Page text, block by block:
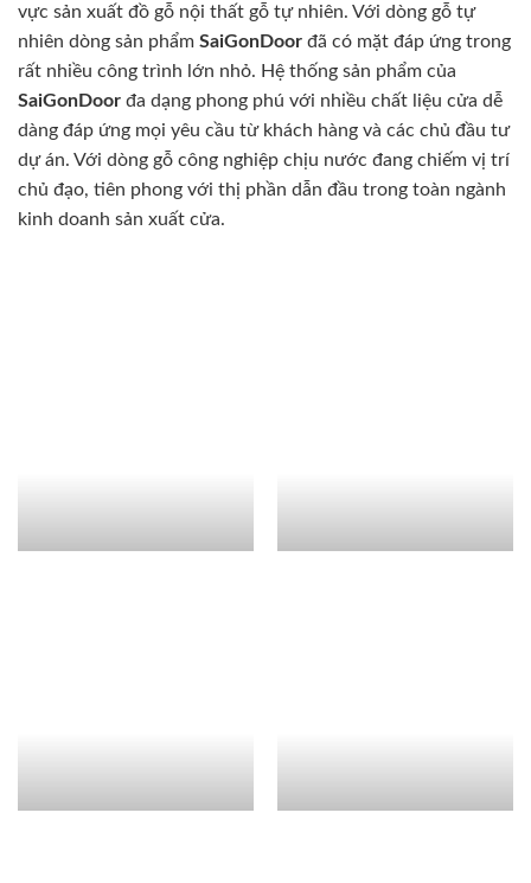
vực sản xuất đồ gỗ nội thất gỗ tự nhiên. Với dòng gỗ tự
nhiên dòng sản phẩm SaiGonDoor đã có mặt đáp ứng trong
rất nhiều công trình lớn nhỏ. Hệ thống sản phẩm của
SaiGonDoor đa dạng phong phú với nhiều chất liệu cửa dễ
dàng đáp ứng mọi yêu cầu từ khách hàng và các chủ đầu tư
dự án. Với dòng gỗ công nghiệp chịu nước đang chiếm vị trí
chủ đạo, tiên phong với thị phần dẫn đầu trong toàn ngành
kinh doanh sản xuất cửa.